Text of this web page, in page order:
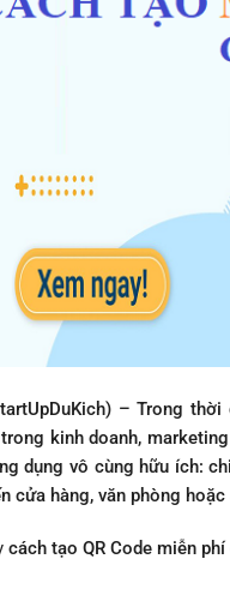
– Trong thời
kinh doanh,
dụng vô cùng hữu ích:
cửa hàng, văn phòng
cách tạo QR Code miễn